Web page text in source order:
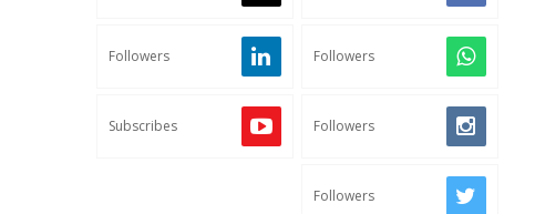
Followers
Followers
Followers
Subscribes
Followers